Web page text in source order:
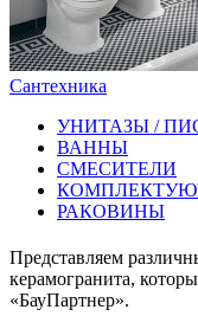
Сантехника
УНИТАЗЫ /
ВАННЫ
СМЕСИТЕЛИ
РАКОВИНЫ
Представляем
керамогранита,
«БауПартнер».